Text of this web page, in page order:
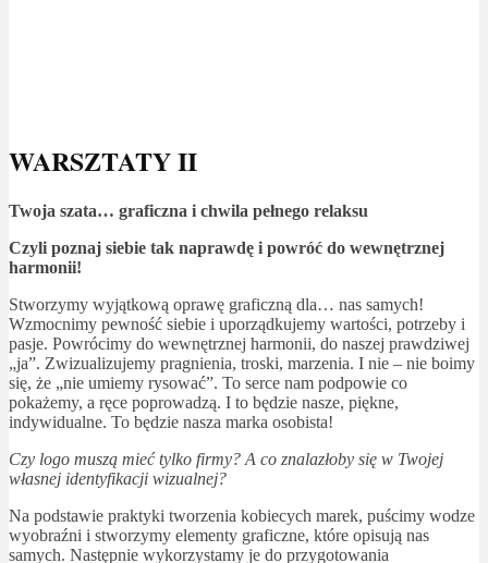
WARSZTATY II
Twoja szata… graficzna i chwila pełnego relaksu
Czyli poznaj siebie tak naprawdę i powróć do wewnętrznej
harmonii!
Stworzymy wyjątkową oprawę graficzną dla… nas samych!
Wzmocnimy pewność siebie i uporządkujemy wartości, potrzeby i
pasje. Powrócimy do wewnętrznej harmonii, do naszej prawdziwej
„ja”. Zwizualizujemy pragnienia, troski, marzenia. I nie – nie boimy
się, że „nie umiemy rysować”. To serce nam podpowie co
pokażemy, a ręce poprowadzą. I to będzie nasze, piękne,
indywidualne. To będzie nasza marka osobista!
Czy logo muszą mieć tylko firmy? A co znalazłoby się w Twojej
własnej identyfikacji wizualnej?
Na podstawie praktyki tworzenia kobiecych marek, puścimy wodze
wyobraźni i stworzymy elementy graficzne, które opisują nas
samych. Następnie wykorzystamy je do przygotowania